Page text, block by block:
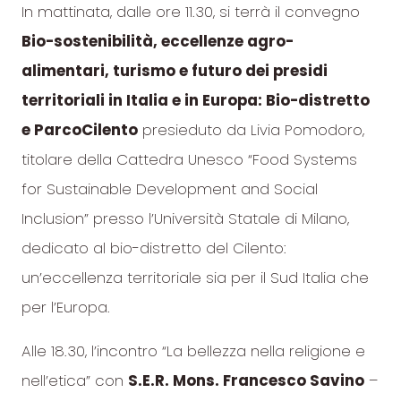
In mattinata, dalle ore 11.30, si terrà il convegno
Bio-sostenibilità, eccellenze agro-
alimentari, turismo e futuro dei presidi
territoriali in Italia e in Europa: Bio-distretto
e ParcoCilento presieduto da Livia Pomodoro,
titolare della Cattedra Unesco “Food Systems
for Sustainable Development and Social
Inclusion” presso l’Università Statale di Milano,
dedicato al bio-distretto del Cilento:
un’eccellenza territoriale sia per il Sud Italia che
per l’Europa.
Alle 18.30, l’incontro “La bellezza nella religione e
nell’etica” con S.E.R. Mons. Francesco Savino –